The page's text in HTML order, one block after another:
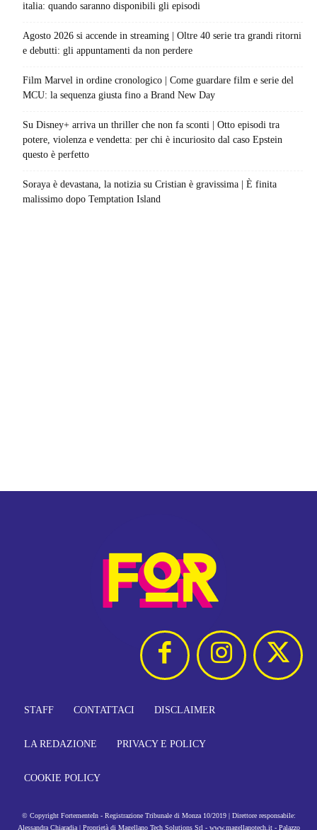
italia: quando saranno disponibili gli episodi
Agosto 2026 si accende in streaming | Oltre 40 serie tra grandi ritorni
e debutti: gli appuntamenti da non perdere
Film Marvel in ordine cronologico | Come guardare film e serie del
MCU: la sequenza giusta fino a Brand New Day
Su Disney+ arriva un thriller che non fa sconti | Otto episodi tra
potere, violenza e vendetta: per chi è incuriosito dal caso Epstein
questo è perfetto
Soraya è devastana, la notizia su Cristian è gravissima | È finita
malissimo dopo Temptation Island
STAFF CONTATTACI DISCLAIMER
LA REDAZIONE PRIVACY E POLICY
COOKIE POLICY
© Copyright FortementeIn - Registrazione Tribunale di Monza 10/2019 | Direttore responsabile:
Alessandra Chiaradia | Proprietà di Magellano Tech Solutions Srl - www.magellanotech.it - Palazzo